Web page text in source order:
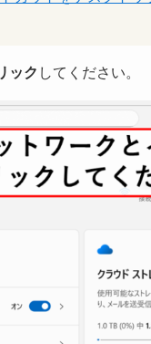
ック してください。